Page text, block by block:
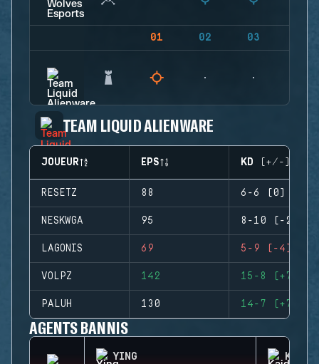
01 02 03
TEAM LIQUID ALIENWARE
JOUEUR EPS KD (+/-)
RESETZ 88 6-6 (0)
NESKWGA 95 8-10 (-2)
LAGONIS 69 5-9 (-4)
VOLPZ 142 15-8 (+7)
PALUH 130 14-7 (+7)
AGENTS BANNIS
YING KAID